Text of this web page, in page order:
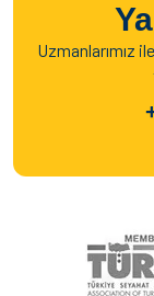
Uzmanlarımız